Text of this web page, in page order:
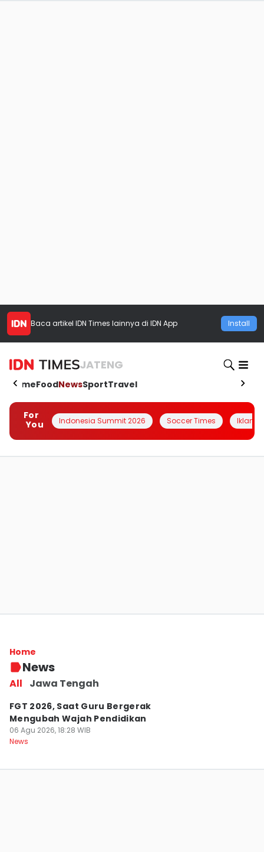
Baca artikel IDN Times lainnya di IDN App Install
JATENG
HomeFoodNewsSportTravel
For
You
Indonesia Summit 2026 Soccer Times Iklanin
Home
News
All Jawa Tengah
Semifinal Liga Debat IDN Times 2026
News
FGT 2026, Saat Guru Bergerak
Mengubah Wajah Pendidikan
06 Agu 2026, 18:28 WIB
News